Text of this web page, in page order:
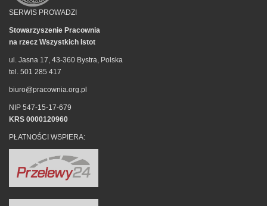
SERWIS PROWADZI
Stowarzyszenie Pracownia
na rzecz Wszystkich Istot
ul. Jasna 17, 43-360 Bystra, Polska
tel. 501 285 417
biuro@pracownia.org.pl
NIP 547-15-17-679
KRS 0000120960
PŁATNOŚCI WSPIERA: